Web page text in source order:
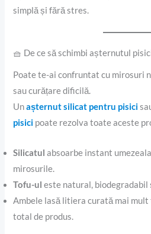
simplă și fără stres.
🧺 De ce să schimbi așternutul
Poate te-ai confruntat cu mirosuri
sau curățare dificilă.
Unașternut silicat pentru pisici
pisici poate rezolva toate aceste
Silicatul absoarbe instant
mirosurile.
Tofu-ul este natural, biodegradabil
Ambele lasă litiera curată mai mult
total de produs.